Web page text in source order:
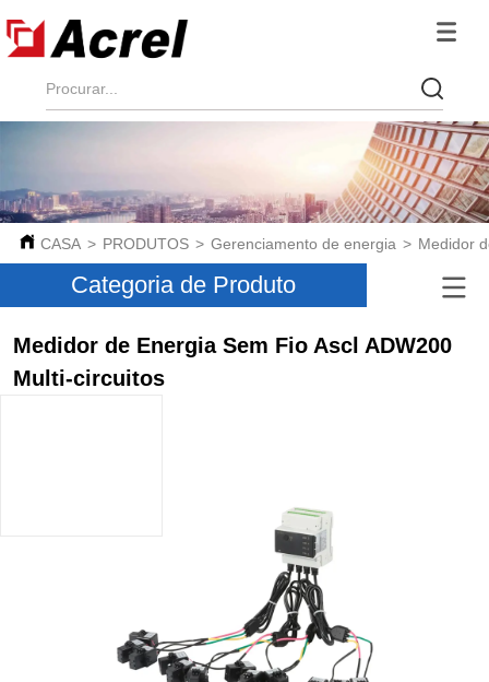
CASA > PRODUTOS > Gerenciamento de energia > Medidor
Categoria de Produto
Medidor de Energia Sem Fio Ascl ADW200
Multi-circuitos